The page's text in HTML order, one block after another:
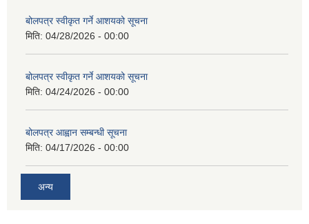
बोलपत्र स्वीकृत गर्ने आशयको सूचना
मिति: 04/28/2026 - 00:00
बोलपत्र स्वीकृत गर्ने आशयको सूचना
मिति: 04/24/2026 - 00:00
बोलपत्र आह्वान सम्बन्धी सूचना
मिति: 04/17/2026 - 00:00
अन्य